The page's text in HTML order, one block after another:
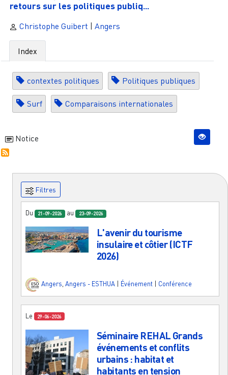
retours sur les politiques publiq...
Christophe Guibert | Angers
Index
contextes politiques Politiques publiques
Surf Comparaisons internationales
Notice
Filtres
Du 21-09-2026 au 23-09-2026
L'avenir du tourisme
insulaire et côtier (ICTF
2026)
Angers Angers - ESTHUA Événement Conférence
Le 29-06-2026
Séminaire REHAL Grands
événements et conflits
urbains : habitat et
habitants en tension